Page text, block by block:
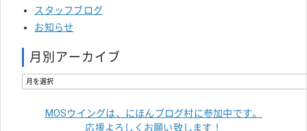
スタッフブログ
お知らせ
月別アーカイブ
MOSウイングは、にほんブログ村に参加中です。
応援よろしくお願い致します！